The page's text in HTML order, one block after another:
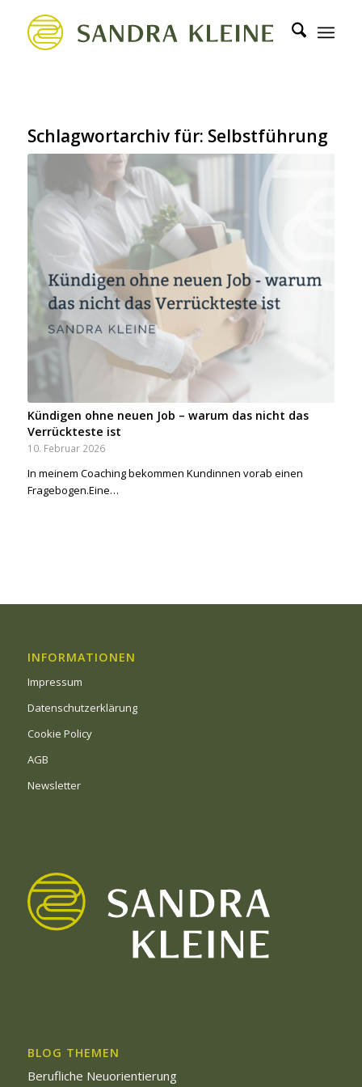
Schlagwortarchiv für: Selbstführung
Kündigen ohne neuen Job – warum das nicht das
Verrückteste ist
10. Februar 2026
In meinem Coaching bekommen Kundinnen vorab einen
Fragebogen.Eine…
INFORMATIONEN
Impressum
Datenschutzerklärung
Cookie Policy
AGB
Newsletter
BLOG THEMEN
Berufliche Neuorientierung